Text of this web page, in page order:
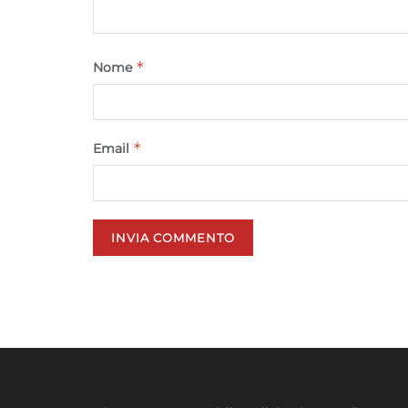
Nome *
Email *